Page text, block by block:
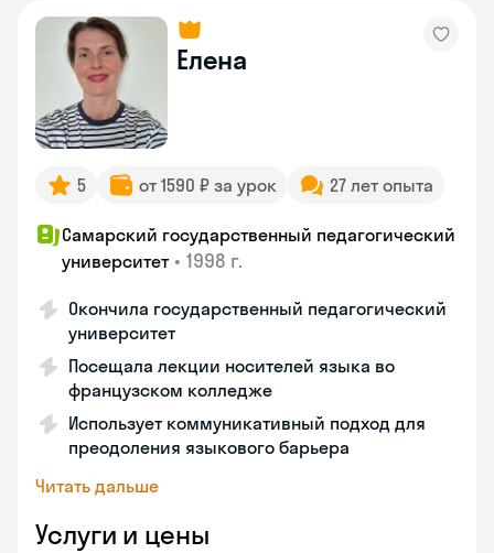
Елена
5 от 1590 ₽ за урок 27 лет опыта
Самарский государственный педагогический
университет • 1998 г.
Окончила государственный педагогический
университет
Посещала лекции носителей языка во
французском колледже
Использует коммуникативный подход для
преодоления языкового барьера
Читать дальше
Услуги и цены